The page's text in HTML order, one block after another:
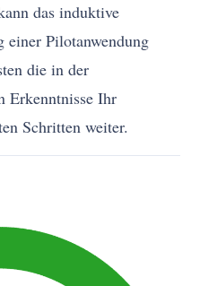
das induktive
einer Pilotanwendung
die in der
Erkenntnisse Ihr
Schritten weiter.